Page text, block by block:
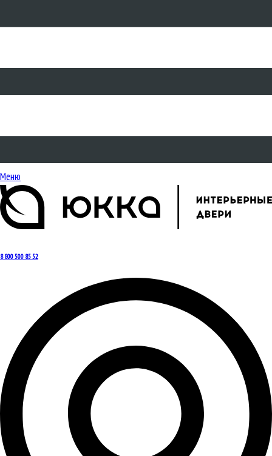
Меню
8 800 500 85 52